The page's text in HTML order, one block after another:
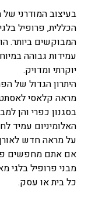
בעיצוב המודרני של
הכללית, פרופיל
המבוקשים ביותר. הוא
עמידות גבוהה
יוקרתי ומדויק.
היתרון הגדול של
מראה קלאסי
בסגנון כפרי והן
האלומיניום עמיד
על מראה חדש לאורך
אם אתם מחפשים
מבני פרופיל בלגי
כל בית או עסק.